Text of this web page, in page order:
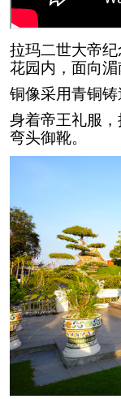
拉玛二世大帝
花园内，面向湄
铜像采用青铜铸
身着帝王礼服
弯头御靴。